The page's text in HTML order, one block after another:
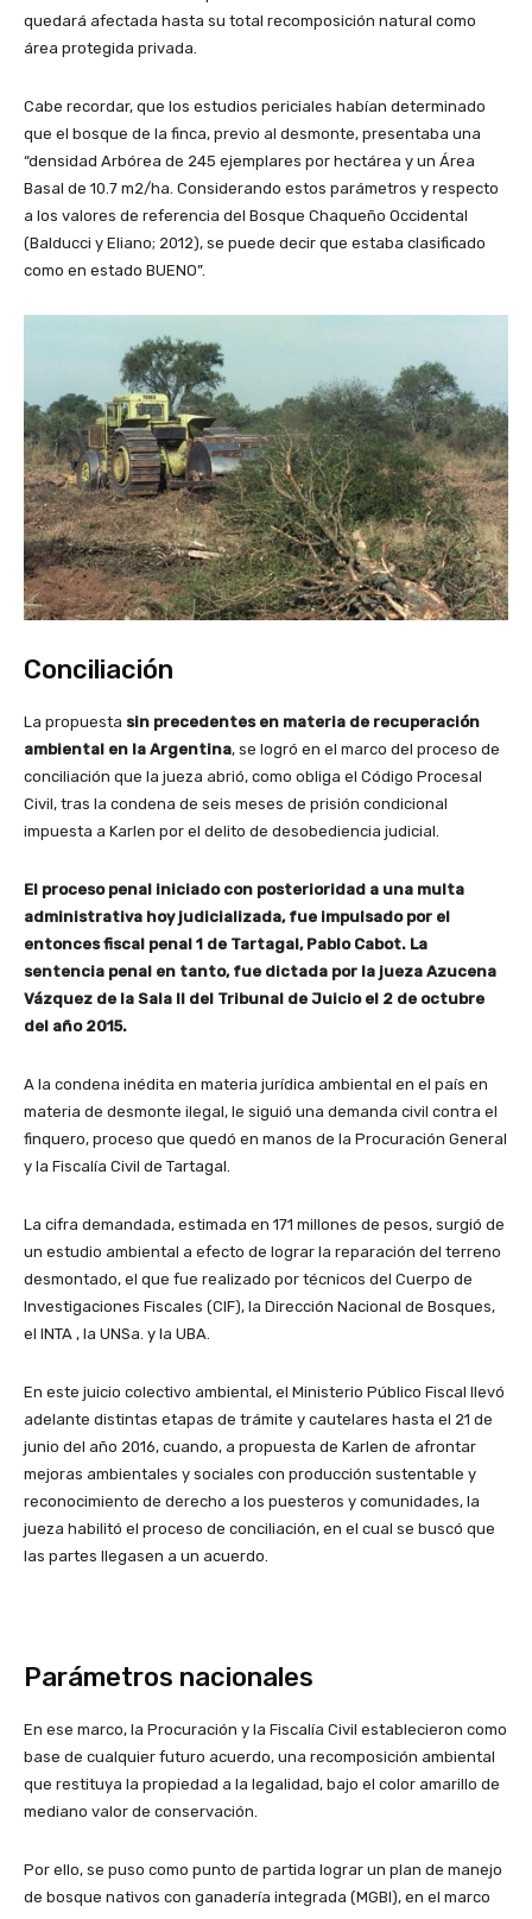
quedará afectada hasta su total recomposición natural como
área protegida privada.
Cabe recordar, que los estudios periciales habían determinado
que el bosque de la finca, previo al desmonte, presentaba una
“densidad Arbórea de 245 ejemplares por hectárea y un Área
Basal de 10.7 m2/ha. Considerando estos parámetros y respecto
a los valores de referencia del Bosque Chaqueño Occidental
(Balducci y Eliano; 2012), se puede decir que estaba clasificado
como en estado BUENO”.
Conciliación
La propuesta sin precedentes en materia de recuperación
ambiental en la Argentina, se logró en el marco del proceso de
conciliación que la jueza abrió, como obliga el Código Procesal
Civil, tras la condena de seis meses de prisión condicional
impuesta a Karlen por el delito de desobediencia judicial.
El proceso penal iniciado con posterioridad a una multa
administrativa hoy judicializada, fue impulsado por el
entonces fiscal penal 1 de Tartagal, Pablo Cabot. La
sentencia penal en tanto, fue dictada por la jueza Azucena
Vázquez de la Sala II del Tribunal de Juicio el 2 de octubre
del año 2015.
A la condena inédita en materia jurídica ambiental en el país en
materia de desmonte ilegal, le siguió una demanda civil contra el
finquero, proceso que quedó en manos de la Procuración General
y la Fiscalía Civil de Tartagal.
La cifra demandada, estimada en 171 millones de pesos, surgió de
un estudio ambiental a efecto de lograr la reparación del terreno
desmontado, el que fue realizado por técnicos del Cuerpo de
Investigaciones Fiscales (CIF), la Dirección Nacional de Bosques,
el INTA , la UNSa. y la UBA.
En este juicio colectivo ambiental, el Ministerio Público Fiscal llevó
adelante distintas etapas de trámite y cautelares hasta el 21 de
junio del año 2016, cuando, a propuesta de Karlen de afrontar
mejoras ambientales y sociales con producción sustentable y
reconocimiento de derecho a los puesteros y comunidades, la
jueza habilitó el proceso de conciliación, en el cual se buscó que
las partes llegasen a un acuerdo.
Parámetros nacionales
En ese marco, la Procuración y la Fiscalía Civil establecieron como
base de cualquier futuro acuerdo, una recomposición ambiental
que restituya la propiedad a la legalidad, bajo el color amarillo de
mediano valor de conservación.
Por ello, se puso como punto de partida lograr un plan de manejo
de bosque nativos con ganadería integrada (MGBI), en el marco